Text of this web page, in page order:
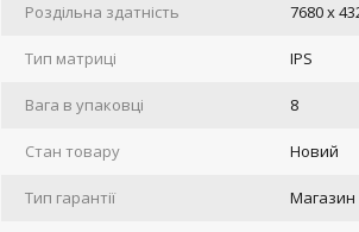
Роздільна здатність 7680 x
Тип матриці IPS
Вага в упаковці 8
Стан товару Новий
Тип гарантії Магазин